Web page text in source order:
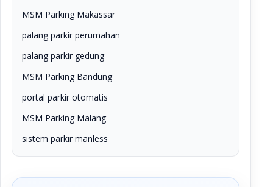
MSM Parking Makassar
palang parkir perumahan
palang parkir gedung
MSM Parking Bandung
portal parkir otomatis
MSM Parking Malang
sistem parkir manless